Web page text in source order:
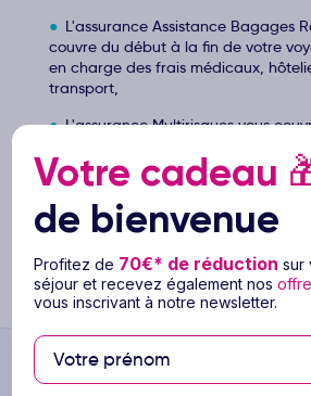
L'assurance Assistance Bagages
couvre du début à la fin de votre
en charge des frais médicaux,
transport,
L'assurance Multirisques vous
prise en charge des frais médicaux,
transport à destination, l'annulation
pour toutes causes justifiées
etc..) avant votre départ.
En savoir plus
Ôvoyages >
Votre cadeau
de bienvenue
Profitez de 70€* de réduction sur
séjour et recevez également nos
vous inscrivant à notre newsletter.